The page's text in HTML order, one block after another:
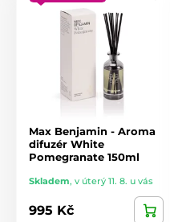
Max Benjamin - Aroma
difuzér White
Pomegranate 150ml
Skladem, v úterý 11. 8. u vás
995 Kč